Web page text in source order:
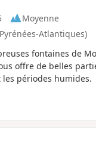
Moyenne
Atlantiques)
fontaines de
offre de belles
périodes humides.